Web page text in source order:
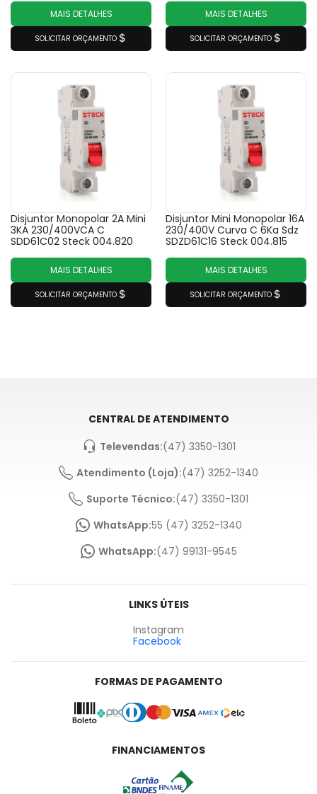
MAIS DETALHES
SOLICITAR ORÇAMENTO
MAIS DETALHES
SOLICITAR ORÇAMENTO
Disjuntor Monopolar 2A Mini
3KA 230/400VCA C
SDD61C02 Steck 004.820
MAIS DETALHES
SOLICITAR ORÇAMENTO
Disjuntor Mini Monopolar 16A
230/400V Curva C 6Ka Sdz
SDZD61C16 Steck 004.815
MAIS DETALHES
SOLICITAR ORÇAMENTO
CENTRAL DE ATENDIMENTO
Televendas:(47) 3350-1301
Atendimento (Loja):(47) 3252-1340
Suporte Técnico:(47) 3350-1301
WhatsApp:55 (47) 3252-1340
WhatsApp:(47) 99131-9545
LINKS ÚTEIS
Instagram
Facebook
FORMAS DE PAGAMENTO
FINANCIAMENTOS